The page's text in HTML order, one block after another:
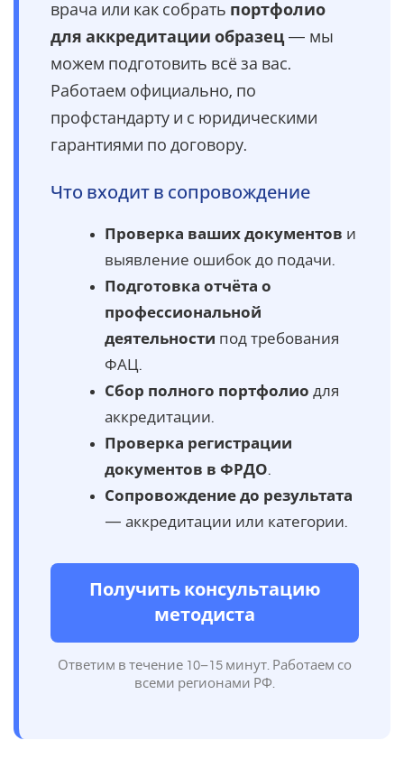
врача или как собрать портфолио
для аккредитации образец— мы
можем подготовить всё за вас.
Работаем официально, по
профстандарту и с юридическими
гарантиями по договору.
Что входит в сопровождение
Проверка ваших документов и
выявление ошибок до подачи.
Подготовка отчёта о
профессиональной
деятельности под требования
ФАЦ.
Сбор полного портфолио для
аккредитации.
Проверка регистрации
документов в ФРДО.
Сопровождение до результата
— аккредитации или категории.
Получить консультацию
методиста
Ответим в течение 10–15 минут. Работаем со
всеми регионами РФ.